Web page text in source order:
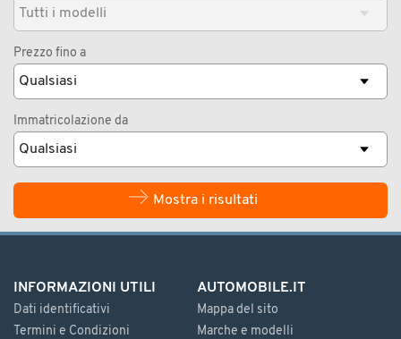
Prezzo fino a
Immatricolazione da
Mostra i risultati
INFORMAZIONI UTILI
Dati identificativi
Termini e Condizioni
AUTOMOBILE.IT
Mappa del sito
Marche e modelli